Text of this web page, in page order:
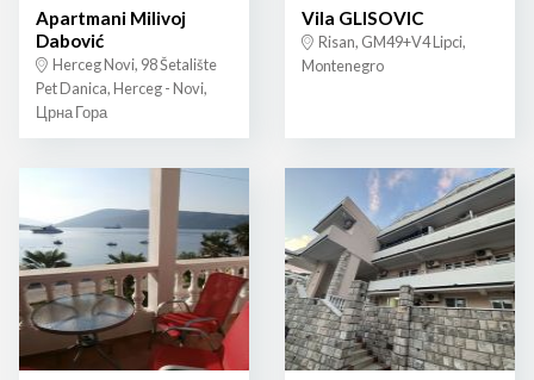
Apartmani Milivoj
Dabović
Herceg Novi, 98 Šetalište
Pet Danica, Herceg - Novi,
Црна Гора
Vila GLISOVIC
Risan, GM49+V4 Lipci,
Montenegro